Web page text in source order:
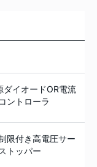
ダイオードOR電流
ントローラ
限付き高電圧サー
トッパー